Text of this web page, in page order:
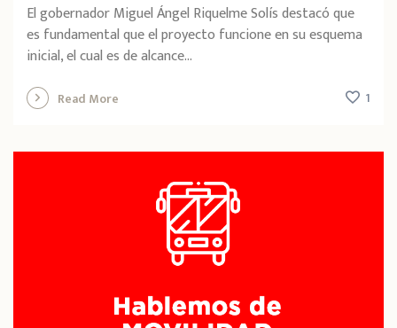
El gobernador Miguel Ángel Riquelme Solís destacó que
es fundamental que el proyecto funcione en su esquema
inicial, el cual es de alcance...
Read More 1